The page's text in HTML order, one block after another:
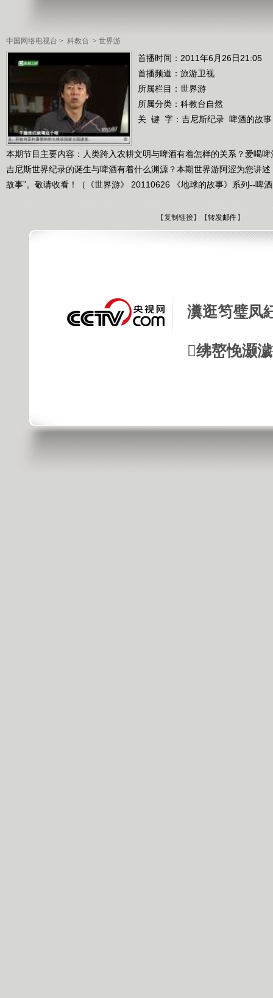
中国网络电视台 > 科教台 > 世界游
首播时间：2011年6月26日21:05
首播频道： 旅游卫视
所属栏目： 世界游
所属分类：科教台自然
关 键 字： 吉尼斯纪录 啤酒的故事
本期节目主要内容：人类跨入农耕文明与啤酒有着怎样的关系？爱喝
吉尼斯世界纪录的诞生与啤酒有着什么渊源？本期世界游阿涩为您讲
故事”。敬请收看！（《世界游》 20110626 《地球的故事》系列--啤
【复制链接】【转发邮件 】
瀵逛笉璧凤
绋嶅悗灏